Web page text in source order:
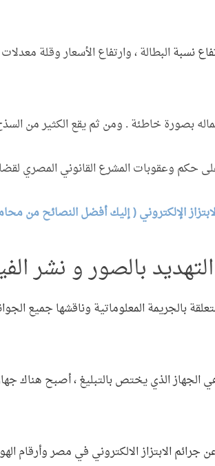
نسبةالبطالة ، وارتفاع الأسعار وقلة
بصورة خاطئة . ومن ثم يقع الكثير من
وعقوبات المشرع القانوني المصري لقضايا
الإلكتروني ( إليك أفضل النصائح من
التهديد بالصور و نشر
بالجريمة المعلوماتية وناقشها جميع
الجهاز الذي يختص بالتبليغ ، أصبح هناك
جرائم الابتزاز الالكتروني في مصر وأرقام